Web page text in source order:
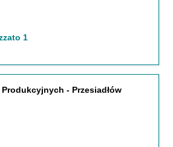
1
- Przesiadłów